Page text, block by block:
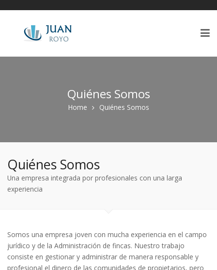
Quiénes Somos
Home Quiénes Somos
Quiénes Somos
Una empresa integrada por profesionales con una larga
experiencia
Somos una empresa joven con mucha experiencia en el campo
jurídico y de la Administración de fincas. Nuestro trabajo
consiste en gestionar y administrar de manera responsable y
profesional el dinero de las comunidades de propietarios, pero